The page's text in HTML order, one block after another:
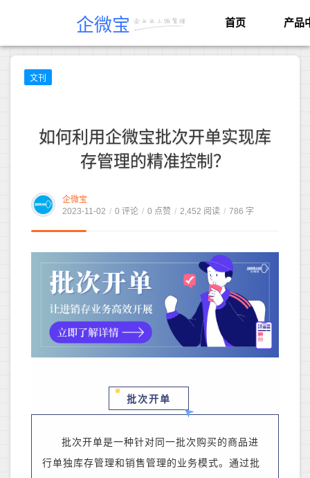
企微宝 首页 产品
文刊
如何利用企微宝批次开单实现库
存管理的精准控制？
企微宝
2023-11-02 / 0 评论 / 0 点赞 / 2,452 阅读 / 786 字
批次开单
批次开单是一种针对同一批次购买的商品进
行单独库存管理和销售管理的业务模式。通过批